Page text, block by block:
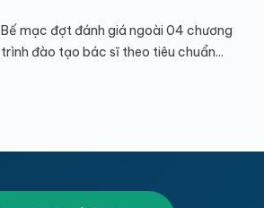
Bế mạc đợt đánh giá ngoài 04 chương
trình đào tạo bác sĩ theo tiêu chuẩn...